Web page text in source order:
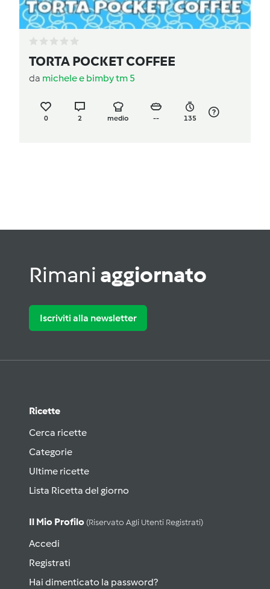
TORTA POCKET COFFEE
da michele e bimby tm 5
0 2 medio -- 135
Rimani aggiornato
Iscriviti alla newsletter
Ricette
Cerca ricette
Categorie
Ultime ricette
Lista Ricetta del giorno
Il Mio Profilo (riservato Agli Utenti Registrati)
Accedi
Registrati
Hai dimenticato la password?